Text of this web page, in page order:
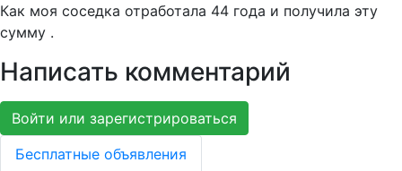
Как моя соседка отработала 44 года и получила эту
сумму .
Написать комментарий
Войти или зарегистрироваться
Бесплатные объявления